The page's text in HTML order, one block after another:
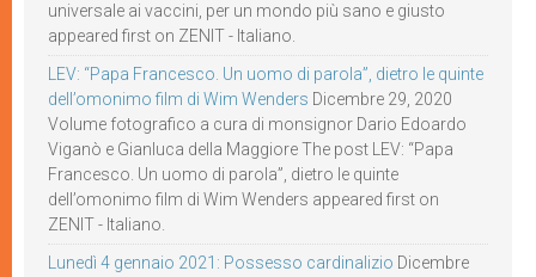
universale ai vaccini, per un mondo più sano e giusto
appeared first on ZENIT - Italiano.
LEV: “Papa Francesco. Un uomo di parola”, dietro le quinte
dell’omonimo film di Wim Wenders Dicembre 29, 2020
Volume fotografico a cura di monsignor Dario Edoardo
Viganò e Gianluca della Maggiore The post LEV: “Papa
Francesco. Un uomo di parola”, dietro le quinte
dell’omonimo film di Wim Wenders appeared first on
ZENIT - Italiano.
Lunedì 4 gennaio 2021: Possesso cardinalizio Dicembre